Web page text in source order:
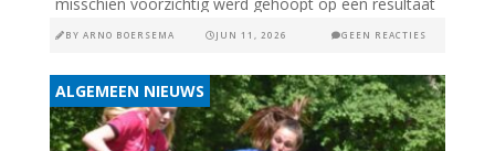
BYARNO BOERSEMA JUN 11, 2026 GEEN REACTIES
ALGEMEEN NIEUWS